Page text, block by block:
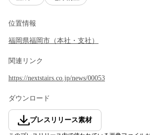
位置情報
福岡県福岡市 （本社・支社 ）
関連リンク
https://nextstairs.co.jp/news/00053
ダウンロード
プレスリリース素材